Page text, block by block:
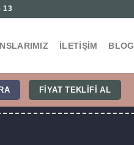
13
İLETIŞIM BLOG
FIYAT TEKLIFI AL